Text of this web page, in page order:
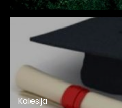
Kalesija